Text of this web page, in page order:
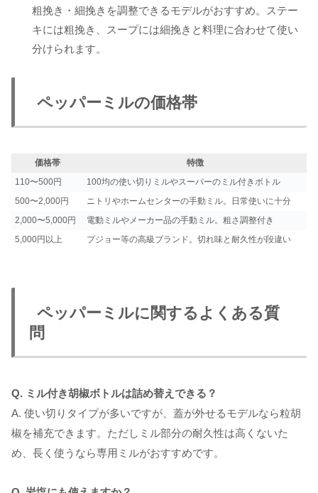
粗挽き・細挽きを調整できるモデルがおすすめ。ステー
キには粗挽き、スープには細挽きと料理に合わせて使い
分けられます。
ペッパーミルの価格帯
価格帯
特徴
110〜500円
100均の使い切りミルやスーパーのミル付きボトル
500〜2,000円
ニトリやホームセンターの手動ミル。日常使いに十分
2,000〜5,000円
電動ミルやメーカー品の手動ミル。粗さ調整付き
5,000円以上
プジョー等の高級ブランド。切れ味と耐久性が段違い
ペッパーミルに関するよくある質
問
Q. ミル付き胡椒ボトルは詰め替えできる？
A. 使い切りタイプが多いですが、蓋が外せるモデルなら粒胡
椒を補充できます。ただしミル部分の耐久性は高くないた
め、長く使うなら専用ミルがおすすめです。